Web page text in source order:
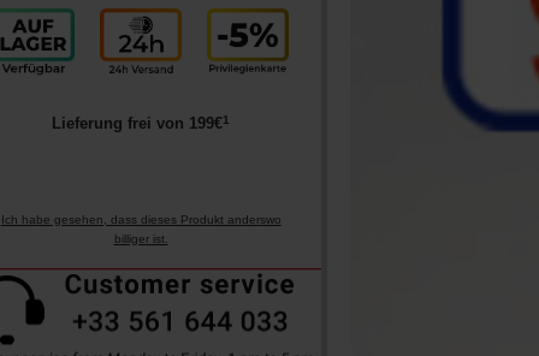
Lieferung frei von 199€1
Ich habe gesehen, dass dieses Produkt anderswo
billiger ist.